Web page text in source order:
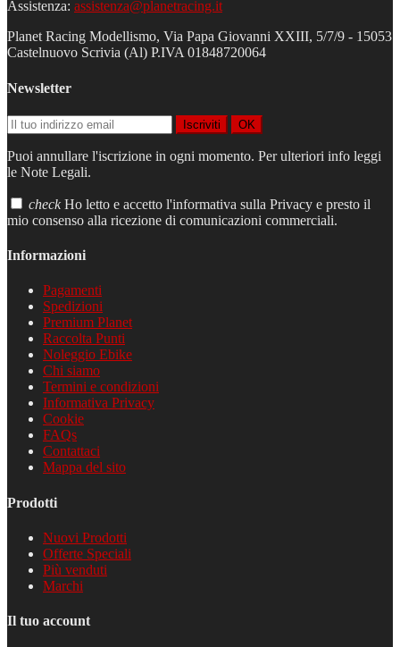
Assistenza: assistenza@planetracing.it
Planet Racing Modellismo, Via Papa Giovanni XXIII, 5/7/9 - 15053
Castelnuovo Scrivia (Al) P.IVA 01848720064
Newsletter
Iscriviti OK
Puoi annullare l'iscrizione in ogni momento. Per ulteriori info leggi
le Note Legali.
check Ho letto e accetto l'informativa sulla Privacy e presto il
mio consenso alla ricezione di comunicazioni commerciali.
Informazioni
Pagamenti
Spedizioni
Premium Planet
Raccolta Punti
Noleggio Ebike
Chi siamo
Termini e condizioni
Informativa Privacy
Cookie
FAQs
Contattaci
Mappa del sito
Prodotti
Nuovi Prodotti
Offerte Speciali
Più venduti
Marchi
Il tuo account